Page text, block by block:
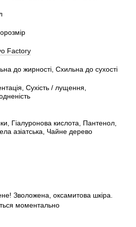
Factory
до жирності, Схильна до сухості
Сухість / лущення,
Гіалуронова кислота, Пантенол,
азіатська, Чайне дерево
Зволожена, оксамитова шкіра.
моментально